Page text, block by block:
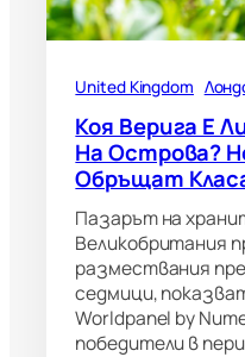
United Kingdom
Коя Верига Е
На Острова?
Обръщат
Пазарът на
Великобритания
размествания
седмици,
Worldpanel by
победители в